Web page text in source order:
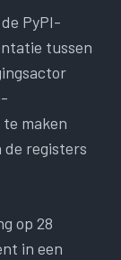
PyPI-
tussen
maken
registers
op 28
in een